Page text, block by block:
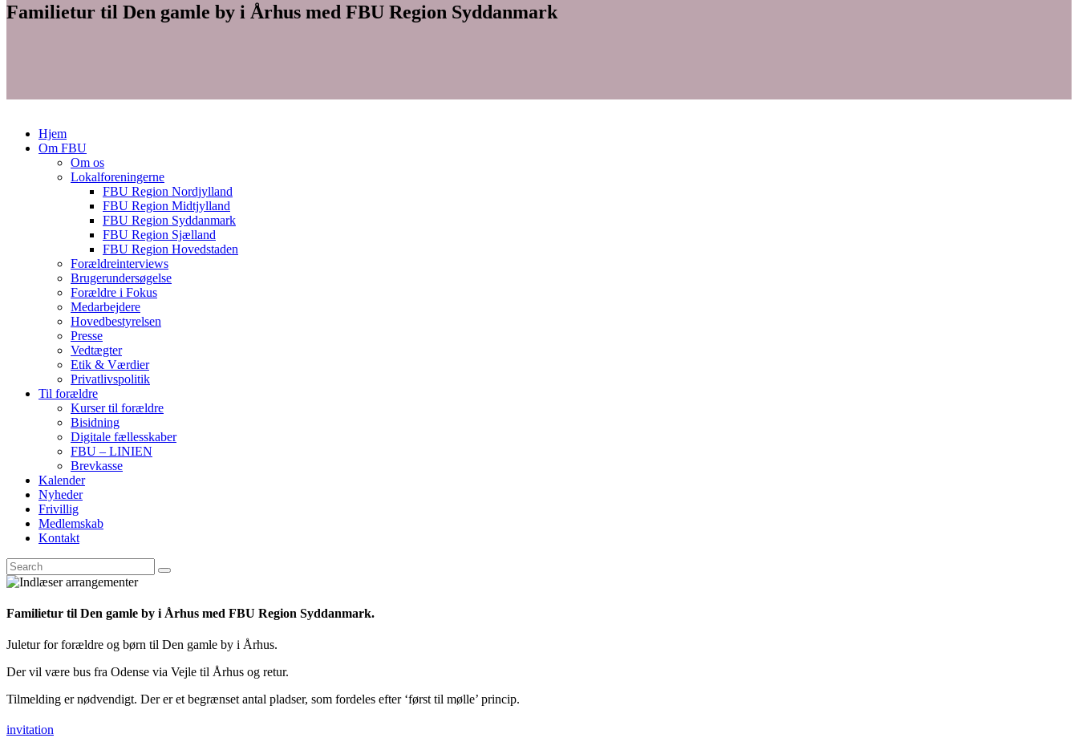
Familietur til Den gamle by i Århus med FBU Region Syddanmark
Hjem
Om FBU
Om os
Lokalforeningerne
FBU Region Nordjylland
FBU Region Midtjylland
FBU Region Syddanmark
FBU Region Sjælland
FBU Region Hovedstaden
Forældreinterviews
Brugerundersøgelse
Forældre i Fokus
Medarbejdere
Hovedbestyrelsen
Presse
Vedtægter
Etik & Værdier
Privatlivspolitik
Til forældre
Kurser til forældre
Bisidning
Digitale fællesskaber
FBU – LINIEN
Brevkasse
Kalender
Nyheder
Frivillig
Medlemskab
Kontakt
Familietur til Den gamle by i Århus med FBU Region Syddanmark.
Juletur for forældre og børn til Den gamle by i Århus.
Der vil være bus fra Odense via Vejle til Århus og retur.
Tilmelding er nødvendigt. Der er et begrænset antal pladser, som fordeles efter ‘først til mølle’ princip.
invitation